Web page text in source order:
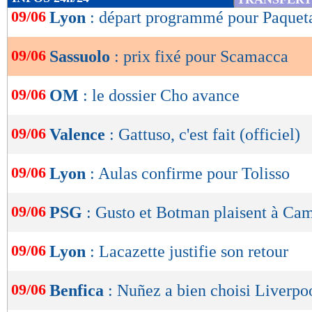
de
lecture
OK
09/06 Lyon : départ programmé pour
09/06 Sassuolo : prix fixé pour Scamacca
09/06 OM : le dossier Cho avance
09/06 Valence : Gattuso, c'est fait (officiel)
09/06 Lyon : Aulas confirme pour Tolisso
09/06 PSG : Gusto et Botman plaisent à
09/06 Lyon : Lacazette justifie son retour
09/06 Benfica : Nuñez a bien choisi